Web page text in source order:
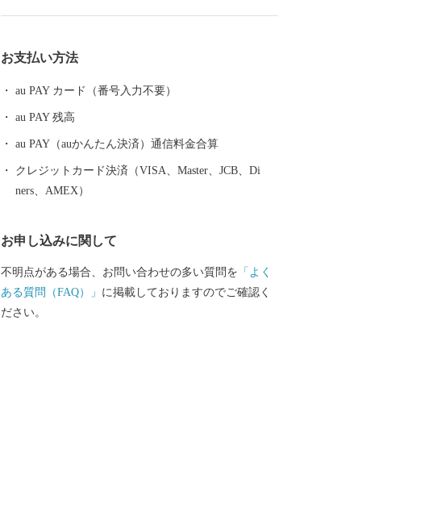
コンクールにて名誉賞（農林水産大臣賞）を受賞する
ほどの逸品。口に入れた瞬間のとろけるような肉質は
お支払い方法
au PAY カード（番号入力不要）
au PAY 残高
au PAY（auかんたん決済）通信料金合算
クレジットカード決済（VISA、Master、JCB、Di
ners、AMEX）
お申し込みに関して
不明点がある場合、お問い合わせの多い質問を 「よく
ある質問（FAQ）」 に掲載しておりますのでご確認く
ださい。